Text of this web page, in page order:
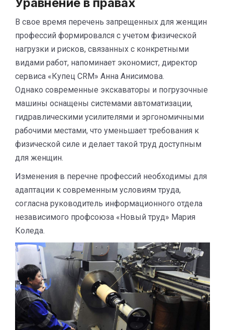
В свое время перечень запрещенных для женщин
профессий формировался с учетом физической
нагрузки и рисков, связанных с конкретными
видами работ, напоминает экономист, директор
сервиса «Купец CRM» Анна Анисимова.
Однако современные экскаваторы и погрузочные
машины оснащены системами автоматизации,
гидравлическими усилителями и эргономичными
рабочими местами, что уменьшает требования к
физической силе и делает такой труд доступным
для женщин.
Изменения в перечне профессий необходимы для
адаптации к современным условиям труда,
согласна руководитель информационного отдела
независимого профсоюза «Новый труд» Мария
Коледа.